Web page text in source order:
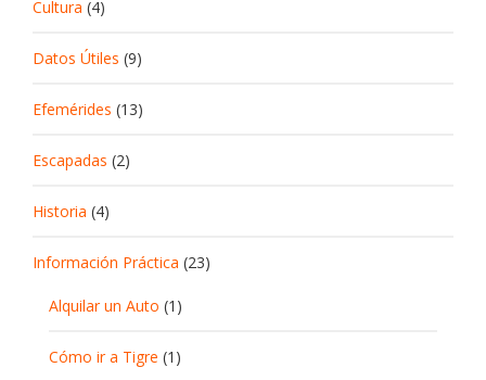
Cultura (4)
Datos Útiles (9)
Efemérides (13)
Escapadas (2)
Historia (4)
Información Práctica (23)
Alquilar un Auto (1)
Cómo ir a Tigre (1)